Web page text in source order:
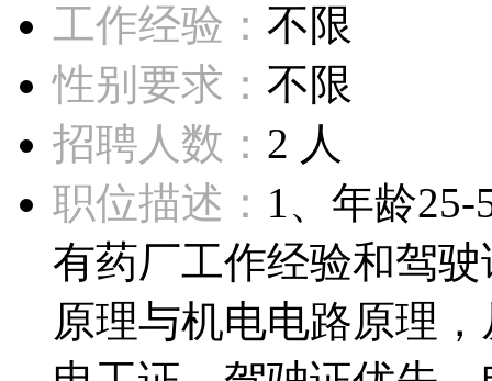
工作经验： 不限
性别要求： 不限
招聘人数： 2 人
职位描述： 1、年龄
有药厂工作经验和驾
原理与机电电路原理